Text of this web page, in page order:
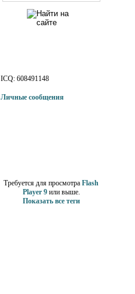
ICQ: 608491148
Личные сообщения
Требуется для просмотра Flash
Player 9или выше.
Показать все теги